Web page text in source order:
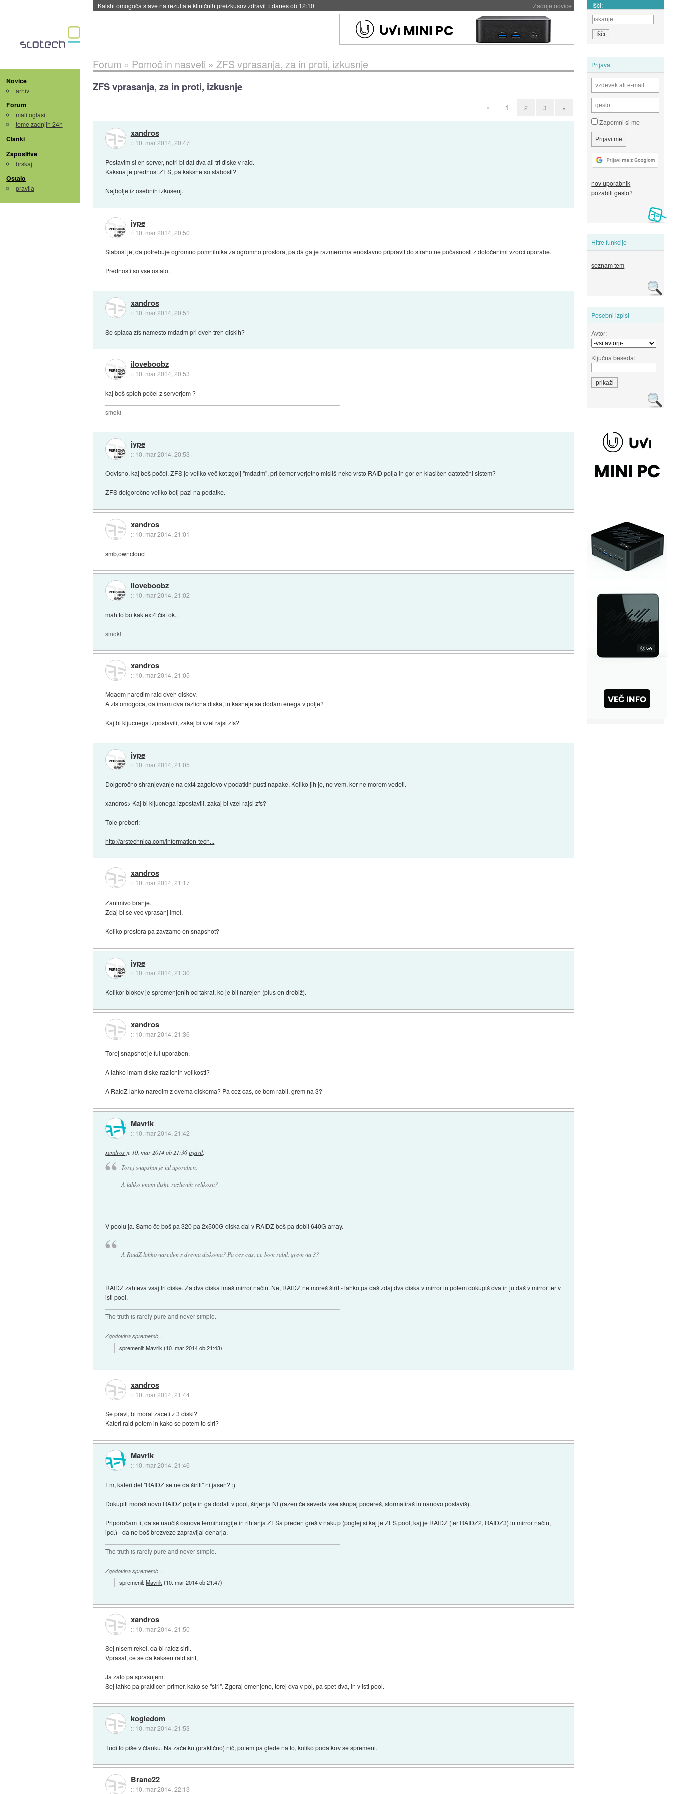
Zadnje novice
Sandisk že prodal več kot polovico SSD-jev za naslednji dve leti::danes ob 11:37 Išči:
Novice
arhiv
Forum
mali oglasi
teme zadnjih 24h
Članki
Zaposlitve
brskaj
Ostalo
pravila
Prijava
Zapomni si me
nov uporabnik
pozabili geslo?
Hitre funkcije
seznam tem
Posebni izpisi
Avtor:
Ključna beseda:
Forum » Pomoč in nasveti » ZFS vprasanja, za in proti, izkusnje
ZFS vprasanja, za in proti, izkusnje
« 1 2 3 »
xandros
:: 10. mar 2014, 20:47
Postavim si en server, notri bi dal dva ali tri diske v raid.
Kaksna je prednost ZFS, pa kaksne so slabosti?
Najbolje iz osebnih izkusenj.
jype
:: 10. mar 2014, 20:50
Slabost je, da potrebuje ogromno pomnilnika za ogromno prostora, pa da ga je razmeroma enostavno pripravit do strahotne počasnosti z določenimi vzorci uporabe.
Prednosti so vse ostalo.
xandros
:: 10. mar 2014, 20:51
Se splaca zfs namesto mdadm pri dveh treh diskih?
iloveboobz
:: 10. mar 2014, 20:53
kaj boš sploh počel z serverjom ?
smoki
jype
:: 10. mar 2014, 20:53
Odvisno, kaj boš počel. ZFS je veliko več kot zgolj "mdadm", pri čemer verjetno misliš neko vrsto RAID polja in gor en klasičen datotečni sistem?
ZFS dolgoročno veliko bolj pazi na podatke.
xandros
:: 10. mar 2014, 21:01
smb,owncloud
iloveboobz
:: 10. mar 2014, 21:02
mah to bo kak ext4 čist ok..
smoki
xandros
:: 10. mar 2014, 21:05
Mdadm naredim raid dveh diskov.
A zfs omogoca, da imam dva razlicna diska, in kasneje se dodam enega v polje?
Kaj bi kljucnega izpostavili, zakaj bi vzel rajsi zfs?
jype
:: 10. mar 2014, 21:05
Dolgoročno shranjevanje na ext4 zagotovo v podatkih pusti napake. Koliko jih je, ne vem, ker ne morem vedeti.
xandros> Kaj bi kljucnega izpostavili, zakaj bi vzel rajsi zfs?
Tole preberi:
http://arstechnica.com/information-tech...
xandros
:: 10. mar 2014, 21:17
Zanimivo branje.
Zdaj bi se vec vprasanj imel.
Koliko prostora pa zavzame en snapshot?
jype
:: 10. mar 2014, 21:30
Kolikor blokov je spremenjenih od takrat, ko je bil narejen (plus en drobiž).
xandros
:: 10. mar 2014, 21:36
Torej snapshot je ful uporaben.
A lahko imam diske razlicnih velikosti?
A RaidZ lahko naredim z dvema diskoma? Pa cez cas, ce bom rabil, grem na 3?
Mavrik
:: 10. mar 2014, 21:42
xandros je 10. mar 2014 ob 21:36 izjavil:
Torej snapshot je ful uporaben.
A lahko imam diske razlicnih velikosti?
V poolu ja. Samo če boš pa 320 pa 2x500G diska dal v RAIDZ boš pa dobil 640G array.
A RaidZ lahko naredim z dvema diskoma? Pa cez cas, ce bom rabil, grem na 3?
RAIDZ zahteva vsaj tri diske. Za dva diska imaš mirror način. Ne, RAIDZ ne moreš širit - lahko pa daš zdaj dva diska v mirror in potem dokupiš dva in ju daš v mirror ter v
isti pool.
The truth is rarely pure and never simple.
Zgodovina sprememb…
spremenil:Mavrik (10. mar 2014 ob 21:43)
xandros
:: 10. mar 2014, 21:44
Se pravi, bi moral zaceti z 3 diski?
Kateri raid potem in kako se potem to siri?
Mavrik
:: 10. mar 2014, 21:46
Em, kateri del "RAIDZ se ne da širiti" ni jasen? :)
Dokupiti moraš novo RAIDZ polje in ga dodati v pool, širjenja NI (razen če seveda vse skupaj podereš, sformatiraš in nanovo postaviš).
Priporočam ti, da se naučiš osnove terminologije in rihtanja ZFSa preden greš v nakup (poglej si kaj je ZFS pool, kaj je RAIDZ (ter RAIDZ2, RAIDZ3) in mirror način,
ipd.) - da ne boš brezveze zapravljal denarja.
The truth is rarely pure and never simple.
Zgodovina sprememb…
spremenil:Mavrik(10. mar 2014 ob 21:47)
xandros
:: 10. mar 2014, 21:50
Sej nisem rekel, da bi raidz siril.
Vprasal, ce se da kaksen raid sirit,
Ja zato pa sprasujem.
Sej lahko pa prakticen primer, kako se "siri". Zgoraj omenjeno, torej dva v pol, pa spet dva, in v isti pool.
kogledom
:: 10. mar 2014, 21:53
Tudi to piše v članku. Na začetku (praktično) nič, potem pa glede na to, koliko podatkov se spremeni.
Brane22
:: 10. mar 2014, 22:13